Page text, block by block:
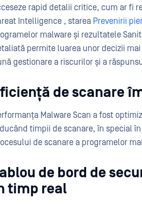
rapid detalii critice, cum ar fi
Intelligence , starea Prevenirii
malware și rezultatele
permite luarea unor decizii
gestionare a riscurilor și a
de scanare
Malware Scan a fost
timpii de scanare, în special
de scanare a programelor
de bord de
timp real